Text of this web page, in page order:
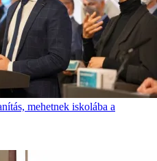
mehetnek iskolába a